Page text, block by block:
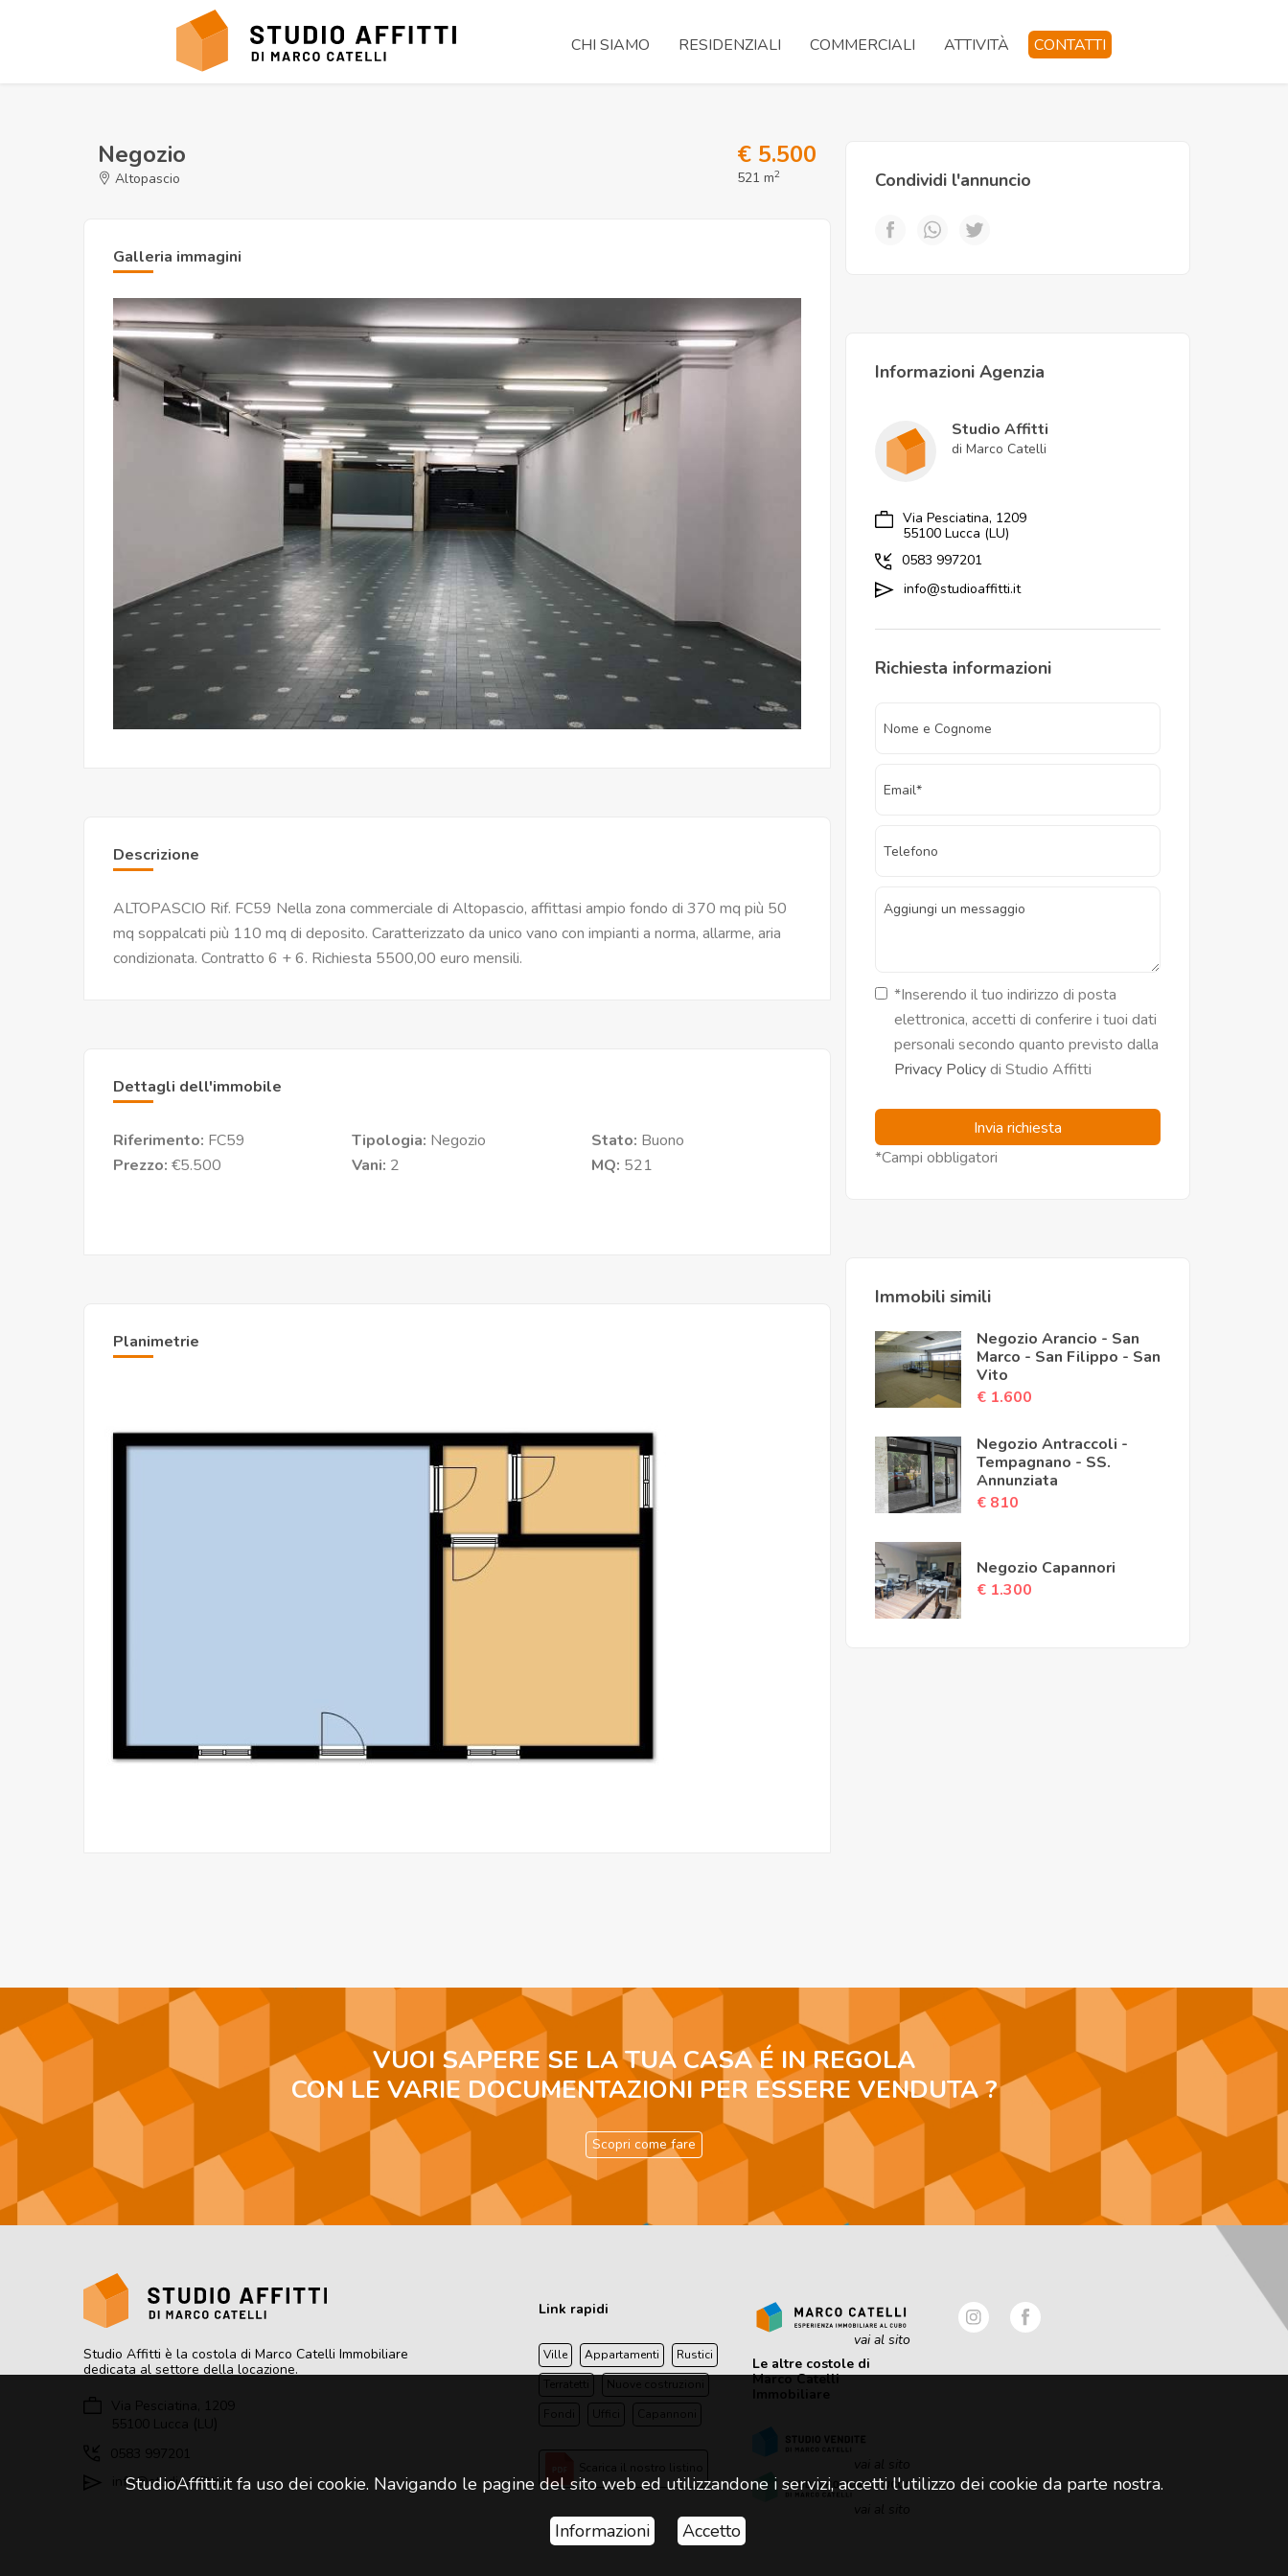
CHI SIAMO RESIDENZIALI COMMERCIALI ATTIVITÀ CONTATTI
Negozio
Altopascio
€ 5.500
521 m2
Galleria immagini
Descrizione
ALTOPASCIO Rif. FC59 Nella zona commerciale di Altopascio, affittasi ampio fondo di 370 mq più 50
mq soppalcati più 110 mq di deposito. Caratterizzato da unico vano con impianti a norma, allarme, aria
condizionata. Contratto 6 + 6. Richiesta 5500,00 euro mensili.
Dettagli dell'immobile
Riferimento: FC59 Tipologia: Negozio Stato: Buono
Prezzo: €5.500 Vani: 2 MQ: 521
Planimetrie
Condividi l'annuncio
Informazioni Agenzia
Studio Affitti
di Marco Catelli
Via Pesciatina, 1209
55100 Lucca (LU)
0583 997201
info@studioaffitti.it
Richiesta informazioni
*Inserendo il tuo indirizzo di posta
elettronica, accetti di conferire i tuoi dati
personali secondo quanto previsto dalla
Privacy Policydi Studio Affitti
Invia richiesta
*Campi obbligatori
Immobili simili
Negozio Arancio - San
Marco - San Filippo - San
Vito
€ 1.600
Negozio Antraccoli -
Tempagnano - SS.
Annunziata
€ 810
Negozio Capannori
€ 1.300
VUOI SAPERE SE LA TUA CASA É IN REGOLA
CON LE VARIE DOCUMENTAZIONI PER ESSERE VENDUTA ?
Scopri come fare
Studio Affitti è la costola di Marco Catelli Immobiliare
dedicata al settore della locazione.
info@studioaffitti.it
Link rapidi
Ville Appartamenti
Rustici
vai al sito
Le altre costole di
Marco Catelli
StudioAffitti.it fa uso dei cookie. Navigando le pagine del sito web ed utilizzandone i servizi, accetti l'utilizzo dei cookie da parte nostra.
Informazioni Accetto